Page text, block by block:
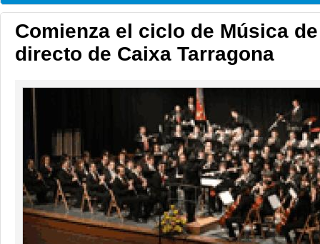
Comienza el ciclo de Música
directo de Caixa Tarragona